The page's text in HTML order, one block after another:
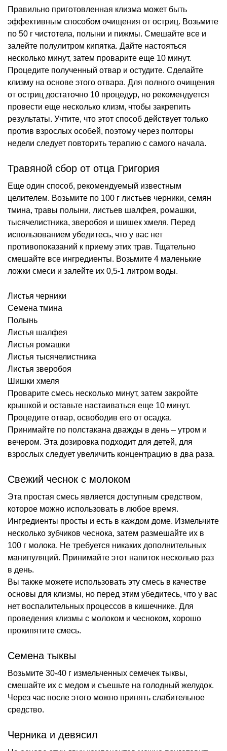
Правильно приготовленная клизма может быть
эффективным способом очищения от остриц. Возьмите
по 50 г чистотела, полыни и пижмы. Смешайте все и
залейте полулитром кипятка. Дайте настояться
несколько минут, затем проварите еще 10 минут.
Процедите полученный отвар и остудите. Сделайте
клизму на основе этого отвара. Для полного очищения
от остриц достаточно 10 процедур, но рекомендуется
провести еще несколько клизм, чтобы закрепить
результаты. Учтите, что этот способ действует только
против взрослых особей, поэтому через полторы
недели следует повторить терапию с самого начала.
Травяной сбор от отца Григория
Еще один способ, рекомендуемый известным
целителем. Возьмите по 100 г листьев черники, семян
тмина, травы полыни, листьев шалфея, ромашки,
тысячелистника, зверобоя и шишек хмеля. Перед
использованием убедитесь, что у вас нет
противопоказаний к приему этих трав. Тщательно
смешайте все ингредиенты. Возьмите 4 маленькие
ложки смеси и залейте их 0,5-1 литром воды.
Листья черники
Семена тмина
Полынь
Листья шалфея
Листья ромашки
Листья тысячелистника
Листья зверобоя
Шишки хмеля
Проварите смесь несколько минут, затем закройте
крышкой и оставьте настаиваться еще 10 минут.
Процедите отвар, освободив его от осадка.
Принимайте по полстакана дважды в день – утром и
вечером. Эта дозировка подходит для детей, для
взрослых следует увеличить концентрацию в два раза.
Свежий чеснок с молоком
Эта простая смесь является доступным средством,
которое можно использовать в любое время.
Ингредиенты просты и есть в каждом доме. Измельчите
несколько зубчиков чеснока, затем размешайте их в
100 г молока. Не требуется никаких дополнительных
манипуляций. Принимайте этот напиток несколько раз
в день.
Вы также можете использовать эту смесь в качестве
основы для клизмы, но перед этим убедитесь, что у вас
нет воспалительных процессов в кишечнике. Для
проведения клизмы с молоком и чесноком, хорошо
прокипятите смесь.
Семена тыквы
Возьмите 30-40 г измельченных семечек тыквы,
смешайте их с медом и съешьте на голодный желудок.
Через час после этого можно принять слабительное
средство.
Черника и девясил